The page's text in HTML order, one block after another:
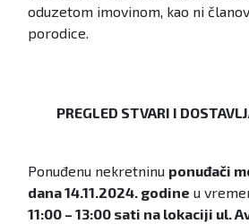
oduzetom imovinom, kao ni
porodice.
PREGLED STVARI I
Ponuđenu nekretninu ponuđači
dana 14.11.2024. godine u
11:00 – 13:00 sati na lokaciji ul.